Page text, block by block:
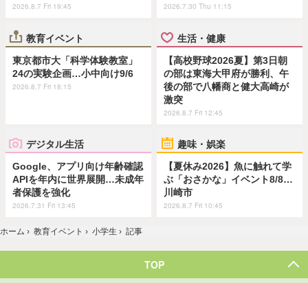
2026.8.7 Fri 19:45 2026.7.30 Thu 11:15
教育イベント
東京都市大「科学体験教室」
24の実験企画…小中向け9/6
2026.8.7 Fri 18:15
生活・健康
【高校野球2026夏】第3日朝
の部は東海大甲府が勝利、午
後の部で八幡商と健大高崎が
激突
2026.8.7 Fri 12:45
デジタル生活
Google、アプリ向け年齢確認
APIを年内に世界展開…未成年
者保護を強化
2026.7.31 Fri 13:45
趣味・娯楽
【夏休み2026】魚に触れて学
ぶ「おさかな」イベント8/8…
川崎市
2026.8.7 Fri 10:45
ホーム › 教育イベント › 小学生 › 記事
TOP